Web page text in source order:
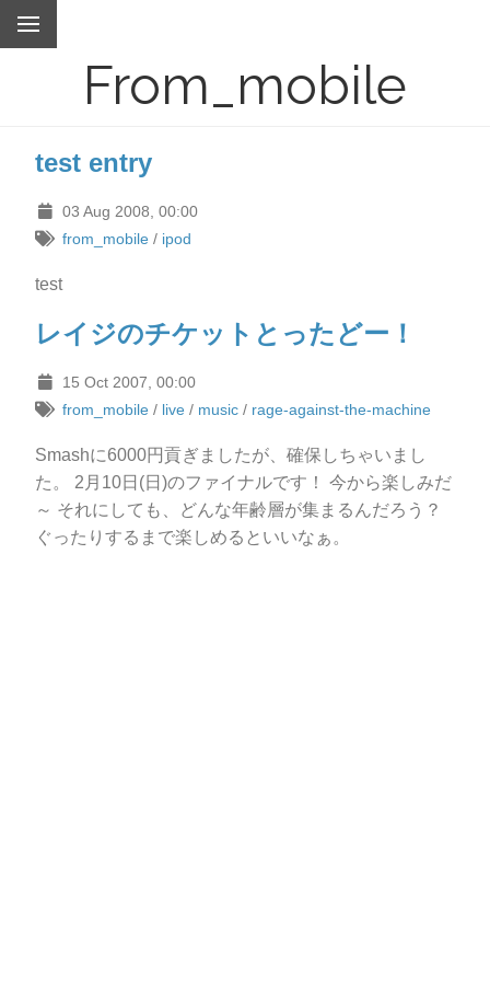
From_mobile
test entry
03 Aug 2008, 00:00
from_mobile/ ipod
test
レイジのチケットとったどー！
15 Oct 2007, 00:00
from_mobile/ live/ music/ rage-against-the-machine
Smashに6000円貢ぎましたが、確保しちゃいまし
た。 2月10日(日)のファイナルです！ 今から楽しみだ
～ それにしても、どんな年齢層が集まるんだろう？
ぐったりするまで楽しめるといいなぁ。